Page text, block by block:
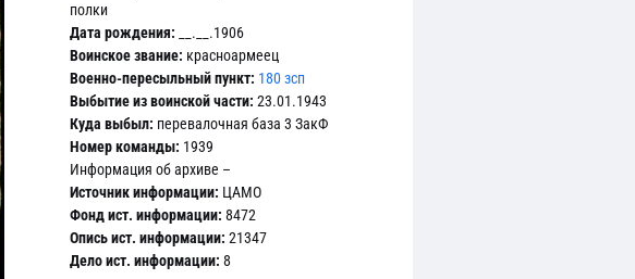
полки
Дата рождения: __.__.1906
Воинское звание: красноармеец
Военно-пересыльный пункт: 180 зсп
Выбытие из воинской части: 23.01.1943
Куда выбыл: перевалочная база 3 ЗакФ
Номер команды: 1939
Информация об архиве –
Источник информации: ЦАМО
Фонд ист. информации: 8472
Опись ист. информации: 21347
Дело ист. информации: 8